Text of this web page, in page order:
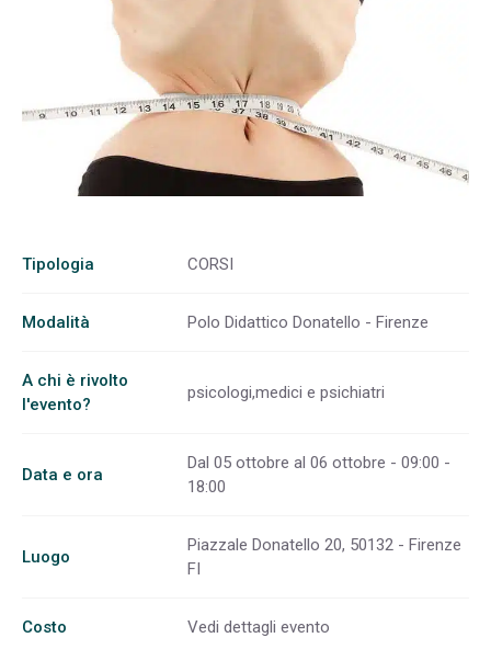
Tipologia CORSI
Modalità Polo Didattico Donatello - Firenze
A chi è rivolto
l'evento?
psicologi,medici e psichiatri
Data e ora
Dal 05 ottobre al 06 ottobre - 09:00 -
18:00
Luogo
Piazzale Donatello 20, 50132 - Firenze
FI
Costo Vedi dettagli evento